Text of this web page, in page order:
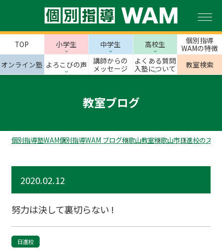
TOP 小学生 中学生 高校生
個別指導
WAMの特徴
オンライン塾 よろこびの声
講師からの
メッセージ
よくある質問
入塾について
教室検索
教室ブログ
個別指導塾WAM個別指導WAM ブログ和歌山教室和歌山市日進校のスタ
2020.02.12
努力は決して裏切らない !
日進校